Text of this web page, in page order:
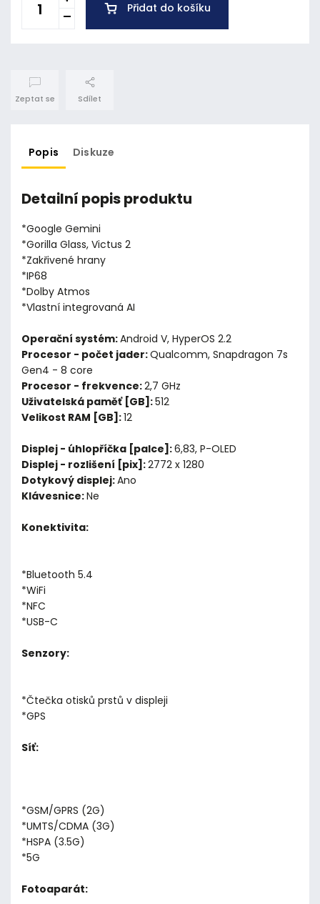
Přidat do košíku
Zeptat se Sdílet
Popis Diskuze
Detailní popis produktu
*Google Gemini
*Gorilla Glass, Victus 2
*Zakřivené hrany
*IP68
*Dolby Atmos
*Vlastní integrovaná AI
Operační systém:Android V, HyperOS 2.2
Procesor - počet jader:Qualcomm, Snapdragon 7s
Gen4 - 8 core
Procesor - frekvence:2,7 GHz
Uživatelská paměť [GB]:512
Velikost RAM [GB]:12
Displej - úhlopříčka [palce]:6,83, P-OLED
Displej - rozlišení [pix]:2772 x 1280
Dotykový displej:Ano
Klávesnice:Ne
Konektivita:
*Bluetooth 5.4
*WiFi
*NFC
*USB-C
Senzory:
*Čtečka otisků prstů v displeji
*GPS
Síť:
*GSM/GPRS (2G)
*UMTS/CDMA (3G)
*HSPA (3.5G)
*5G
Fotoaparát: